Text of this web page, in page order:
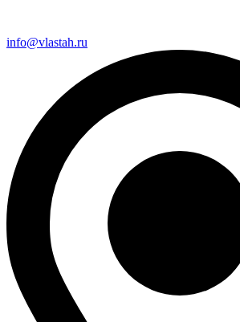
info@vlastah.ru